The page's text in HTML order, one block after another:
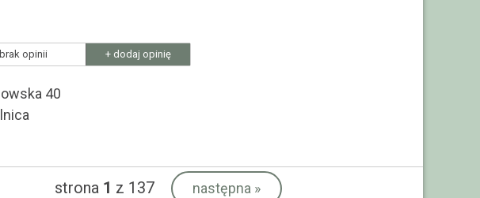
brak opinii + dodaj opinię
40
strona 1 z 137 następna »